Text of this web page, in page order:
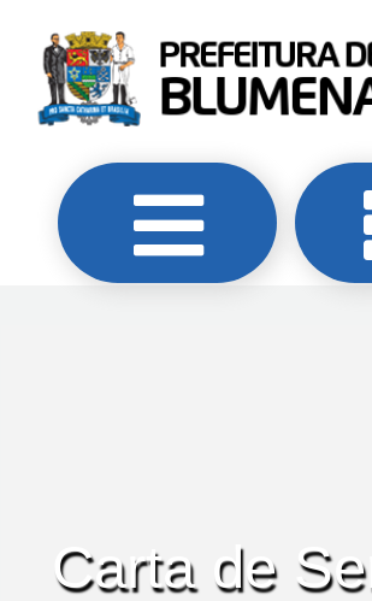
Carta de